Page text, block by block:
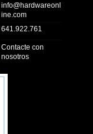
info@hardwareonl
ine.com
641.922.761
Contacte con
nosotros